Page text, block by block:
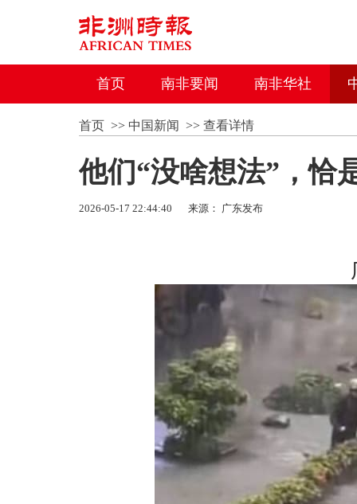
首页 南非要闻 南非华社
首页>> 中国新闻 >> 查看详情
他们“没啥想法”，恰
2026-05-17 22:44:40 来源： 广东发布